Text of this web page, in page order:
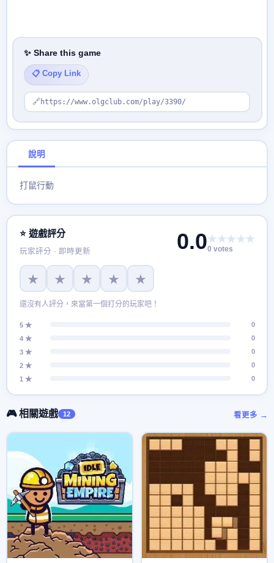
✨ Share this game
📋 Copy Link
🔗 https://www.olgclub.com/play/3390/
說明
打鼠行動
⭐ 遊戲評分
玩家評分 · 即時更新 0.0★★★★★
0 votes
★ ★ ★ ★ ★
還沒有人評分，來當第一個打分的玩家吧！
5 ★
0
4 ★
0
3 ★
0
2 ★
0
1 ★
0
🎮 相關遊戲 12 看更多 →